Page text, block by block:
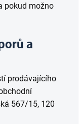
pokud možno
a
prodávajícího
567/15, 120